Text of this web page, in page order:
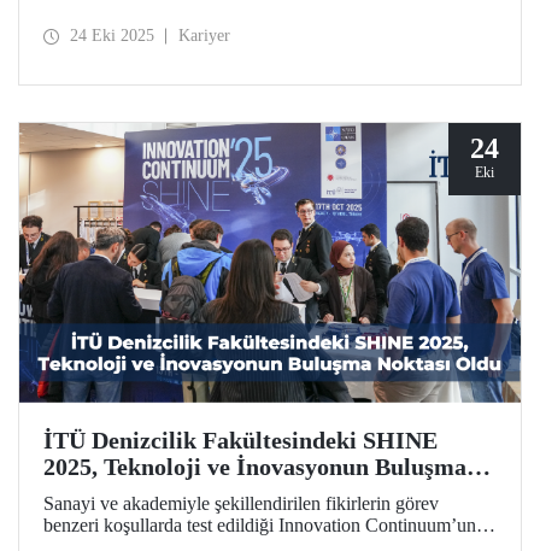
Yerleşkemizde başarıyla tamamladı.
24 Eki 2025 Kariyer
24
Eki
İTÜ Denizcilik Fakültesindeki SHINE
2025, Teknoloji ve İnovasyonun Buluşma
Noktası Oldu
Sanayi ve akademiyle şekillendirilen fikirlerin görev
benzeri koşullarda test edildiği Innovation Continuum’un